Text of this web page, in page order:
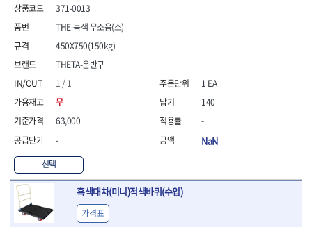
철공공구
- 볼트커터
- 항공가위
- 클램프
- 망치
- 볼핀망치
- 함마망치
- 도끼
- 판금망치
- 나일론무반동망치
- 플라스틱망치
- 고무망치
371-0013
THETA-운반구
1 / 1
무
63,000
-
선택
THE-녹색 무소음(소)
450X750(150kg)
1 EA
140
-
NaN
흑색대차(미니)적색바퀴(수입)
가격표